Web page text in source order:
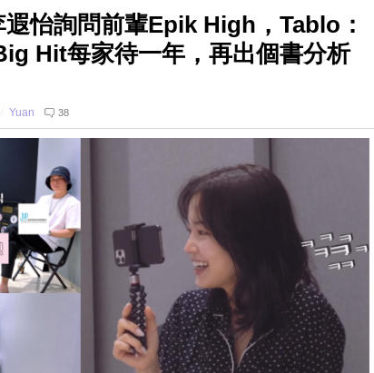
怡詢問前輩Epik High，Tablo：
Hit每家待一年，再出個書分析
Yuan 38